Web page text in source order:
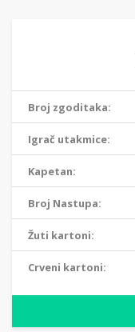
Broj zgoditaka:
Igrač utakmice:
Kapetan:
Broj Nastupa:
Žuti kartoni:
Crveni kartoni: